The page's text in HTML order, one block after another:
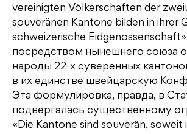
vereinigten Völkerschaften der
souveränen Kantone bilden in ihrer
schweizerische
посредством нынешнего союза
народы 22-х суверенных
в их единстве швейцарскую
Эта формулировка, правда, в
подвергалась существенному
«Die Kantone sind souverän, soweit